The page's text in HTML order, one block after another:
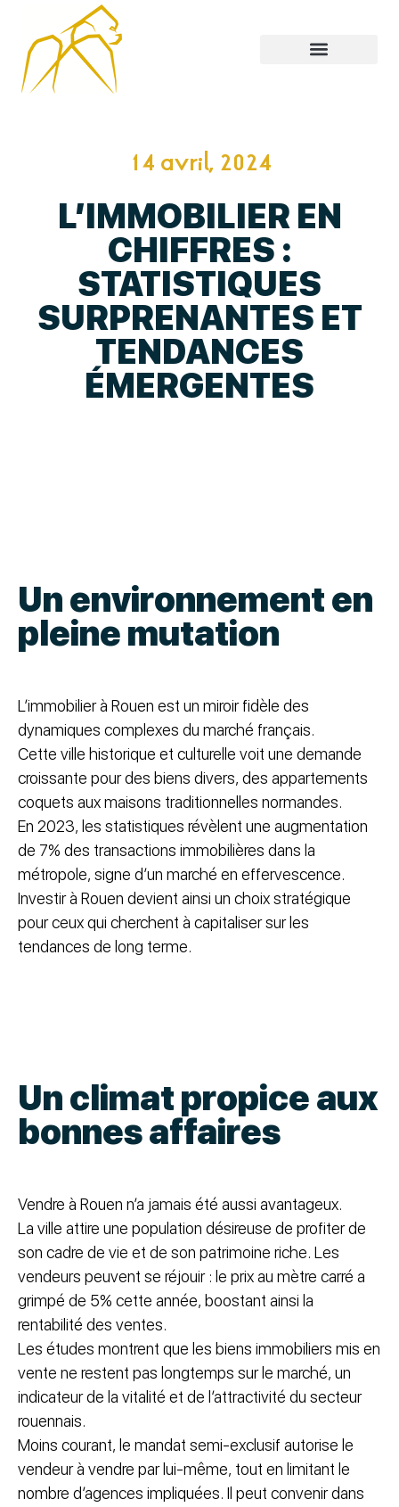
14 avril, 2024
L’IMMOBILIER EN
CHIFFRES :
STATISTIQUES
SURPRENANTES ET
TENDANCES
ÉMERGENTES
Un environnement en
pleine mutation
L’immobilier à Rouen est un miroir fidèle des
dynamiques complexes du marché français.
Cette ville historique et culturelle voit une demande
croissante pour des biens divers, des appartements
coquets aux maisons traditionnelles normandes.
En 2023, les statistiques révèlent une augmentation
de 7% des transactions immobilières dans la
métropole, signe d’un marché en effervescence.
Investir à Rouen devient ainsi un choix stratégique
pour ceux qui cherchent à capitaliser sur les
tendances de long terme.
Un climat propice aux
bonnes affaires
Vendre à Rouen n’a jamais été aussi avantageux.
La ville attire une population désireuse de profiter de
son cadre de vie et de son patrimoine riche. Les
vendeurs peuvent se réjouir : le prix au mètre carré a
grimpé de 5% cette année, boostant ainsi la
rentabilité des ventes.
Les études montrent que les biens immobiliers mis en
vente ne restent pas longtemps sur le marché, un
indicateur de la vitalité et de l’attractivité du secteur
rouennais.
Moins courant, le mandat semi-exclusif autorise le
vendeur à vendre par lui-même, tout en limitant le
nombre d’agences impliquées. Il peut convenir dans